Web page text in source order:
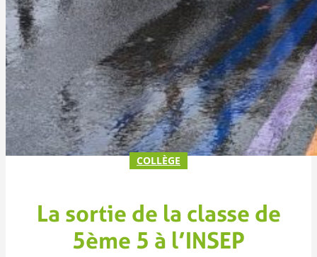
COLLÈGE
La sortie de la classe de
5ème 5 à l’INSEP